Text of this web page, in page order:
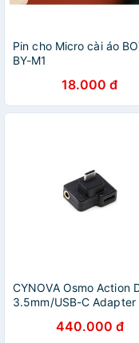
Pin cho Micro cài áo
BY-M1
18.000 đ
CYNOVA Osmo Action
3.5mm/USB-C Adapter
440.000 đ